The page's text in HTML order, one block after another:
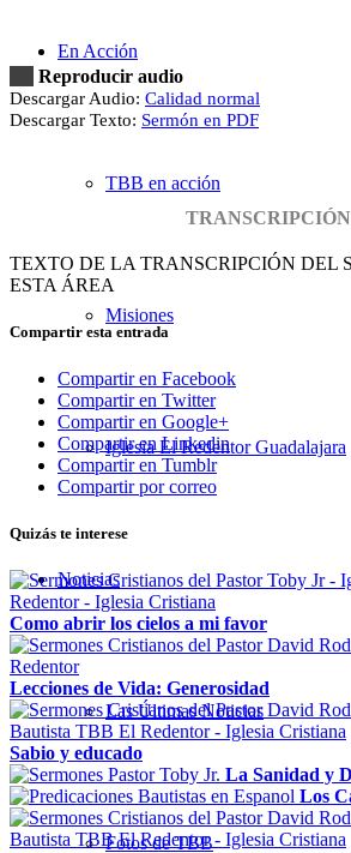
En Acción
TBB en acción
Misiones
Iglesia El Redentor Guadalajara
Noticias
Las Últimas Noticias
Fotos de TBB
Reproducir audio
Descargar Audio: Calidad normal
Descargar Texto: Sermón en PDF
TRANSCRIPCIÓN
TEXTO DE LA TRANSCRIPCIÓN DEL
ESTA ÁREA
Compartir esta entrada
Compartir en Facebook
Compartir en Twitter
Compartir en Google+
Compartir en Linkedin
Compartir en Tumblr
Compartir por correo
Quizás te interese
Como abrir los cielos a mi favor
Lecciones de Vida: Generosidad
Sabio y educado
La Sanidad y
Los